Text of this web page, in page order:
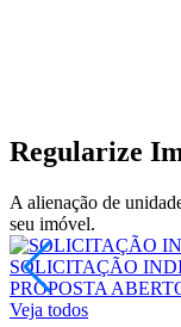
Regularize
A alienação de
seu imóvel.
SOLICITAÇÃO
PROPOSTA
Veja todos